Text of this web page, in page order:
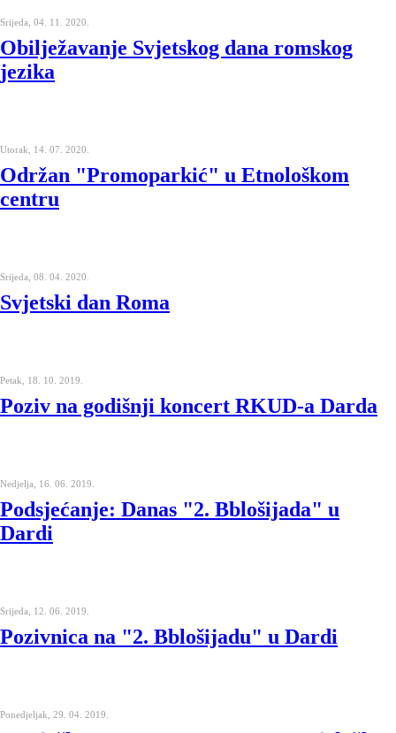
Srijeda, 04. 11. 2020.
Obilježavanje Svjetskog dana romskog
jezika
Utorak, 14. 07. 2020.
Održan "Promoparkić" u Etnološkom
centru
Srijeda, 08. 04. 2020.
Svjetski dan Roma
Petak, 18. 10. 2019.
Poziv na godišnji koncert RKUD-a Darda
Nedjelja, 16. 06. 2019.
Podsjećanje: Danas "2. Bblošijada" u
Dardi
Srijeda, 12. 06. 2019.
Pozivnica na "2. Bblošijadu" u Dardi
Ponedjeljak, 29. 04. 2019.